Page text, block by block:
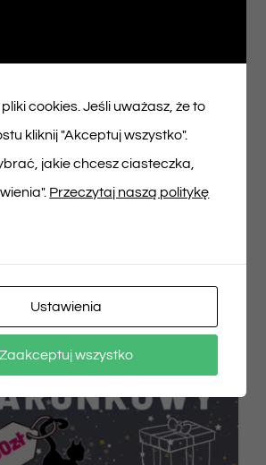
Szczegóły
cookies. Jeśli uważasz, że to
kliknij "Akceptuj wszystko".
jakie chcesz ciasteczka,
Przeczytaj naszą politykę
Ustawienia
Zaakceptuj wszystko